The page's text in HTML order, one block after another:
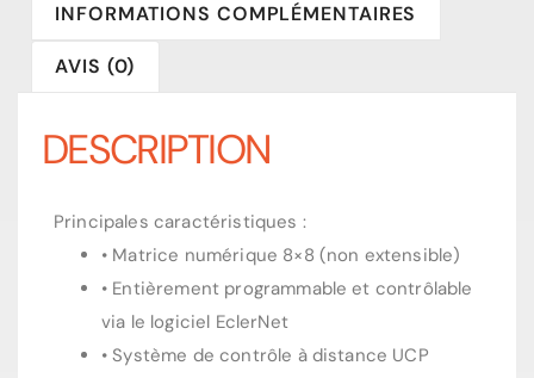
INFORMATIONS COMPLÉMENTAIRES
AVIS (0)
DESCRIPTION
Principales caractéristiques :
• Matrice numérique 8×8 (non extensible)
• Entièrement programmable et contrôlable
via le logiciel EclerNet
• Système de contrôle à distance UCP